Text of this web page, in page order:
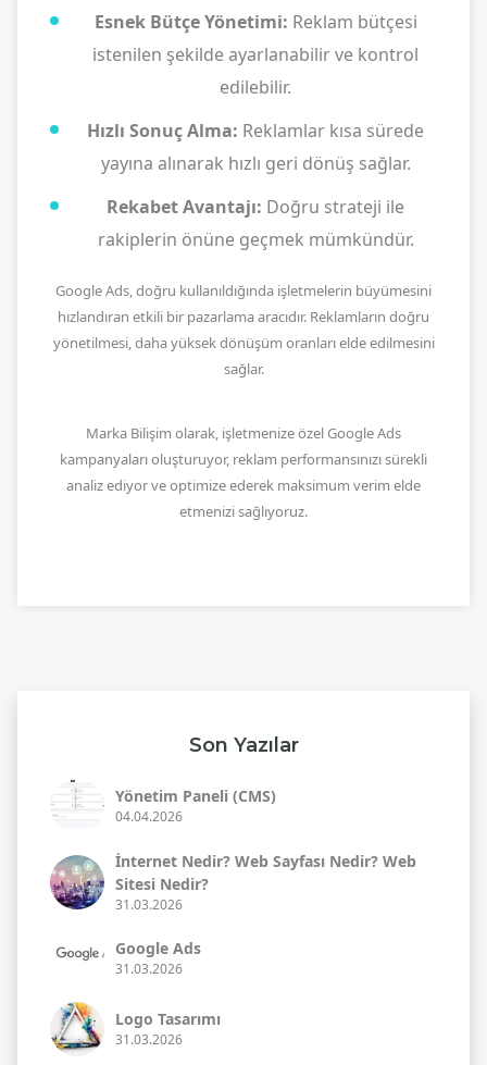
Esnek Bütçe Yönetimi: Reklam bütçesi
istenilen şekilde ayarlanabilir ve kontrol
edilebilir.
Hızlı Sonuç Alma: Reklamlar kısa sürede
yayına alınarak hızlı geri dönüş sağlar.
Rekabet Avantajı: Doğru strateji ile
rakiplerin önüne geçmek mümkündür.
Google Ads, doğru kullanıldığında işletmelerin büyümesini
hızlandıran etkili bir pazarlama aracıdır. Reklamların doğru
yönetilmesi, daha yüksek dönüşüm oranları elde edilmesini
sağlar.
Marka Bilişim olarak, işletmenize özel Google Ads
kampanyaları oluşturuyor, reklam performansınızı sürekli
analiz ediyor ve optimize ederek maksimum verim elde
etmenizi sağlıyoruz.
Son Yazılar
Yönetim Paneli (CMS)
04.04.2026
İnternet Nedir? Web Sayfası Nedir? Web
Sitesi Nedir?
31.03.2026
Google Ads
31.03.2026
Logo Tasarımı
31.03.2026